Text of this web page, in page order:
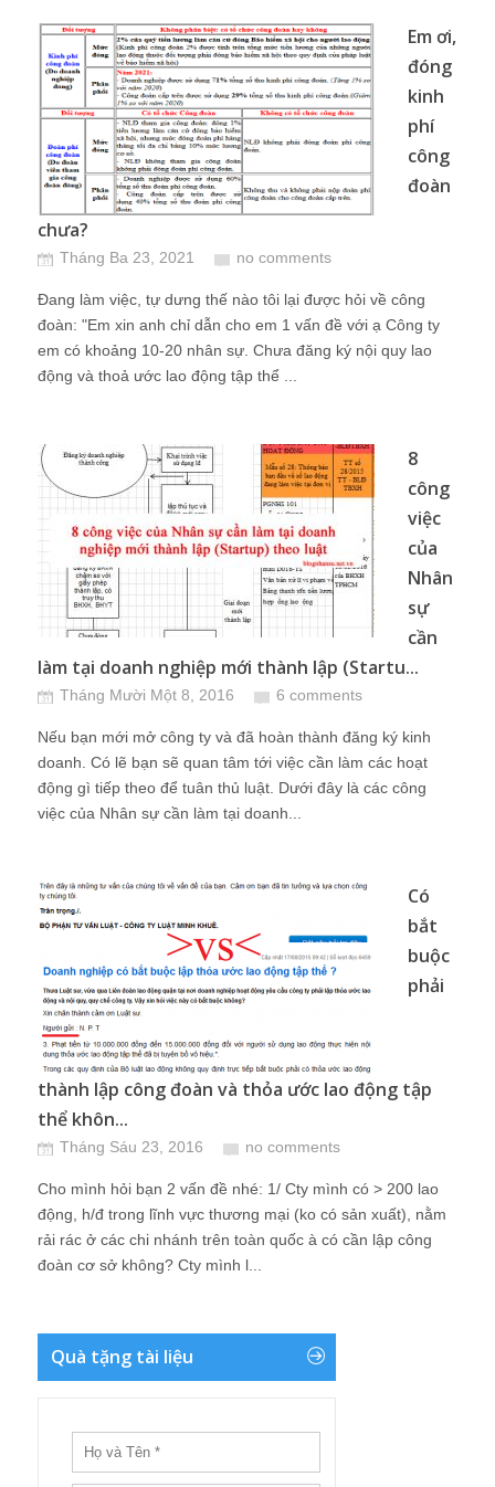
Em ơi,
đóng
kinh
phí
công
đoàn
chưa?
Tháng Ba 23, 2021 no comments
Đang làm việc, tự dưng thế nào tôi lại được hỏi về công
đoàn: "Em xin anh chỉ dẫn cho em 1 vấn đề với ạ Công ty
em có khoảng 10-20 nhân sự. Chưa đăng ký nội quy lao
động và thoả ước lao động tập thể ...
8
công
việc
của
Nhân
sự
cần
làm tại doanh nghiệp mới thành lập (Startu...
Tháng Mười Một 8, 2016 6 comments
Nếu bạn mới mở công ty và đã hoàn thành đăng ký kinh
doanh. Có lẽ bạn sẽ quan tâm tới việc cần làm các hoạt
động gì tiếp theo để tuân thủ luật. Dưới đây là các công
việc của Nhân sự cần làm tại doanh...
Có
bắt
buộc
phải
thành lập công đoàn và thỏa ước lao động tập
thể khôn...
Tháng Sáu 23, 2016 no comments
Cho mình hỏi bạn 2 vấn đề nhé: 1/ Cty mình có > 200 lao
động, h/đ trong lĩnh vực thương mại (ko có sản xuất), nằm
rải rác ở các chi nhánh trên toàn quốc à có cần lập công
đoàn cơ sở không? Cty mình l...
Quà tặng tài liệu